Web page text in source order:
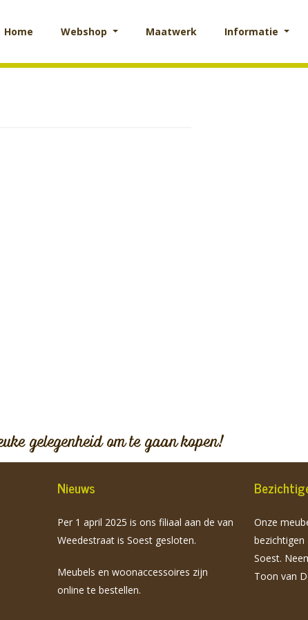
Home Webshop Maatwerk Informatie
gelegenheid om te gaan kopen!
Nieuws
Per 1 april 2025 is ons filiaal aan de van
Weedestraat is Soest gesloten.
Meubels en woonaccessoires zijn
online te bestellen.
Onze
Soest.
Toon van